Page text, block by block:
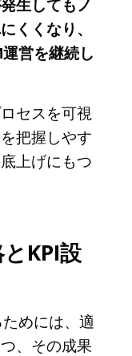
生してもノ
くくなり、
営を継続し
セスを可視
把握しやす
上げにもつ
KPI設
めには、適
、その成果